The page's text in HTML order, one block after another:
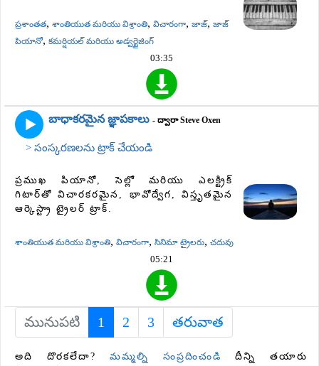
ప్రశాంతత, శాంతియుత మరియు విశ్రాంతి, విచారంగా, జాజ్, జాజ్
పియానో, కమర్షియల్ మరియు అడ్వర్టైజింగ్
03:35
బాధాకరమైన జ్ఞాపకాలు - ద్వారా Steve Oxen
> సంస్కరణలను ట్రాక్ చేయండి
ప్రముఖ పియానో, సెల్లో మరియు ఎలక్ట్రిక్
గిటార్‌తో విచారకరమైన, భావోద్వేగ, విస్తృతమైన
ఆర్కెస్ట్రా ట్రైలర్ ట్రాక్.
శాంతియుత మరియు విశ్రాంతి, విచారంగా, సినిమా ట్రైలరు, చదువు
05:21
మునుపటి 1 (current)
2 3 తరువాత
అది దొరకలేదా?మమ్మల్ని సంప్రదించండి
దీన్ని తయారు